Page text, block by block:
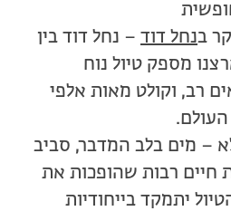
נחל דוד – נחל דוד בין
מספק טיול נוח
רב, וקולט מאות אלפי
– מים בלב המדבר, סביב
חיים רבות שהופכות את
יתמקד בייחודיות